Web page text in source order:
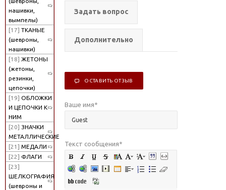
нашивки,
вымпелы)
[17] ТКАНЫЕ
(шевроны,
нашивки)
[18] ЖЕТОНЫ
(жетоны,
резинки,
цепочки)
[19] ОБЛОЖКИ
И ЦЕПОЧКИ К
НИМ
[20] ЗНАЧКИ
МЕТАЛЛИЧЕСКИЕ
[21] МЕДАЛИ
[22] ФЛАГИ
[23]
ШЕЛКОГРАФИЯ
(шевроны и
Задать вопрос
Дополнительно
ОСТАВИТЬ ОТЗЫВ
Ваше имя*
Текст сообщения*